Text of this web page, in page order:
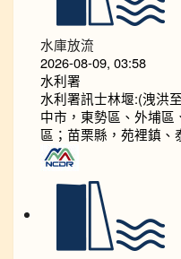
水庫放流
2026-08-09, 03:58
水利署
水利署訊士林堰:(洩洪
中市，東勢區、外埔
區；苗栗縣，苑裡鎮、